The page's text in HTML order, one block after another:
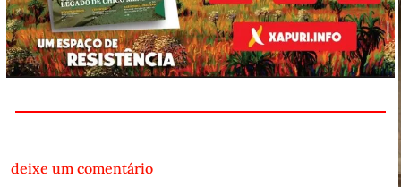
deixe um comentário